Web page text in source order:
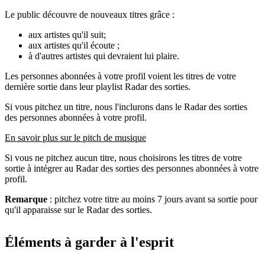
Le public découvre de nouveaux titres grâce :
aux artistes qu'il suit;
aux artistes qu'il écoute ;
à d'autres artistes qui devraient lui plaire.
Les personnes abonnées à votre profil voient les titres de votre
dernière sortie dans leur playlist Radar des sorties.
Si vous pitchez un titre, nous l'inclurons dans le Radar des sorties
des personnes abonnées à votre profil.
En savoir plus sur le pitch de musique
Si vous ne pitchez aucun titre, nous choisirons les titres de votre
sortie à intégrer au Radar des sorties des personnes abonnées à votre
profil.
Remarque : pitchez votre titre au moins 7 jours avant sa sortie pour
qu'il apparaisse sur le Radar des sorties.
Éléments à garder à l'esprit